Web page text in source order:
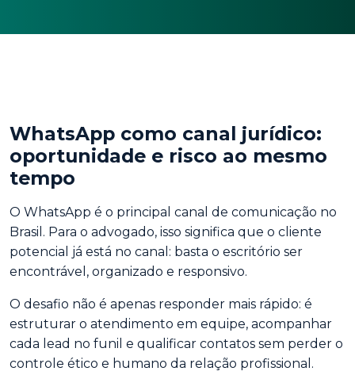
WhatsApp como canal jurídico:
oportunidade e risco ao mesmo
tempo
O WhatsApp é o principal canal de comunicação no
Brasil. Para o advogado, isso significa que o cliente
potencial já está no canal: basta o escritório ser
encontrável, organizado e responsivo.
O desafio não é apenas responder mais rápido: é
estruturar o atendimento em equipe, acompanhar
cada lead no funil e qualificar contatos sem perder o
controle ético e humano da relação profissional.